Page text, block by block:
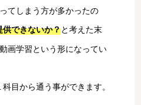
てしまう方が多かったの
できないか？と考えた末
画学習という形になってい
目から通う事ができます。